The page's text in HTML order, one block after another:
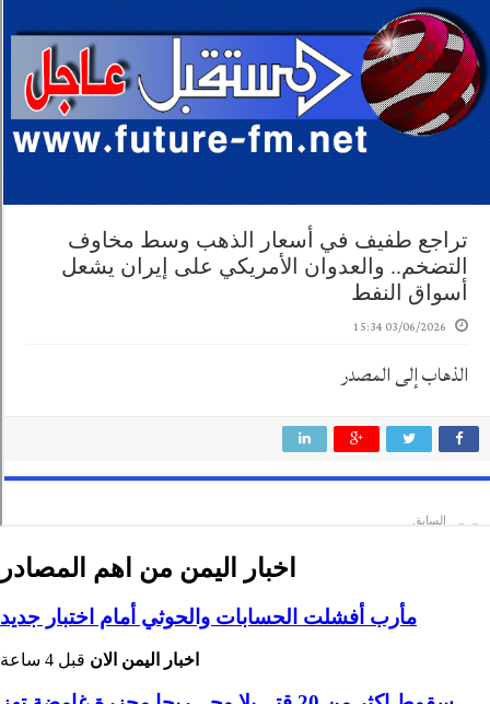
اخبار اليمن من اهم المصادر
مأرب أفشلت الحسابات والحوثي أمام اختبار جديد
اخبار اليمن الان قبل 4 ساعة